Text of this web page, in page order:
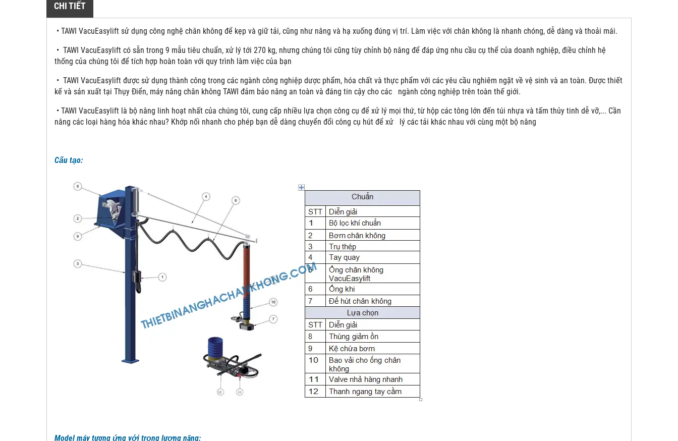
CHI TIẾT
• TAWI VacuEasylift sử dụng công nghệ chân không để kẹp và giữ tải, cũng như nâng và hạ xuống đúng vị trí. Làm việc với chân không là nhanh chóng, dễ dàng và thoải mái.
• TAWI VacuEasylift có sẵn trong 9 mẫu tiêu chuẩn, xử lý tới 270 kg, nhưng chúng tôi cũng tùy chỉnh bộ nâng để đáp ứng nhu cầu cụ thể của doanh nghiệp, điều chỉnh hệ
thống của chúng tôi để tích hợp hoàn toàn với quy trình làm việc của bạn
• TAWI VacuEasylift được sử dụng thành công trong các ngành công nghiệp dược phẩm, hóa chất và thực phẩm với các yêu cầu nghiêm ngặt về vệ sinh và an toàn. Được thiết
kế và sản xuất tại Thụy Điển, máy nâng chân không TAWI đảm bảo nâng an toàn và đáng tin cậy cho các ngành công nghiệp trên toàn thế giới.
• TAWI VacuEasylift là bộ nâng linh hoạt nhất của chúng tôi, cung cấp nhiều lựa chọn công cụ để xử lý mọi thứ, từ hộp các tông lớn đến túi nhựa và tấm thủy tinh dễ vỡ,... Cần
nâng các loại hàng hóa khác nhau? Khớp nối nhanh cho phép bạn dễ dàng chuyển đổi công cụ hút để xử lý các tải khác nhau với cùng một bộ nâng
Cấu tạo:
Model máy tương ứng với trọng lượng nâng: